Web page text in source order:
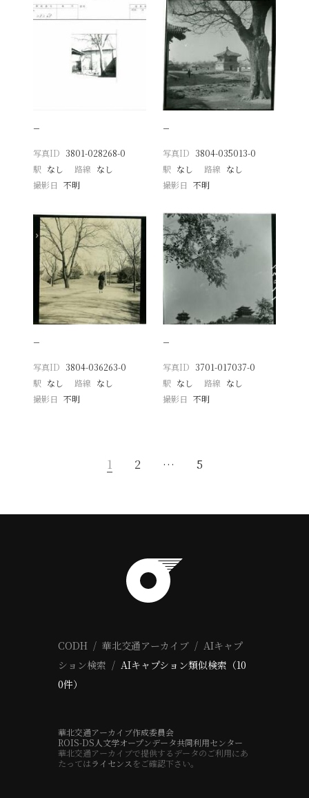
−
写真ID 3801-028268-0
駅 なし 路線 なし
撮影日
不明
−
写真ID 3804-035013-0
駅 なし 路線 なし
撮影日 不明
−
写真ID 3804-036263-0
駅 なし 路線 なし
撮影日
不明
−
写真ID 3701-017037-0
駅 なし 路線 なし
撮影日 不明
1 2 … 5
CODH 華北交通アーカイブ
AIキャプ
ション検索
AIキャプション類似検索（10
0件）
華北交通アーカイブ作成委員会
ROIS-DS人文学オープンデータ共同利用センター
華北交通アーカイブで提供するデータのご利用にあ
たってはライセンス をご確認下さい。